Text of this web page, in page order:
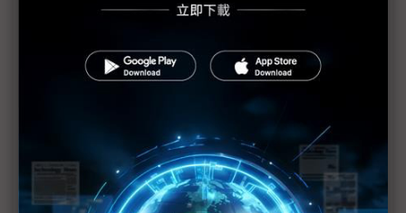
從DeepSeek到H200鬆綁 盤點NVIDIA 2025年十大
新的逆襲之路？ 業者估未來5~10年中國將竄出多家
未蒙其利先受其害 美國製造業景氣連9個月衰退
H200效能翻6倍、價格增3成 NVIDIA「清庫存」仍
讓中國動心